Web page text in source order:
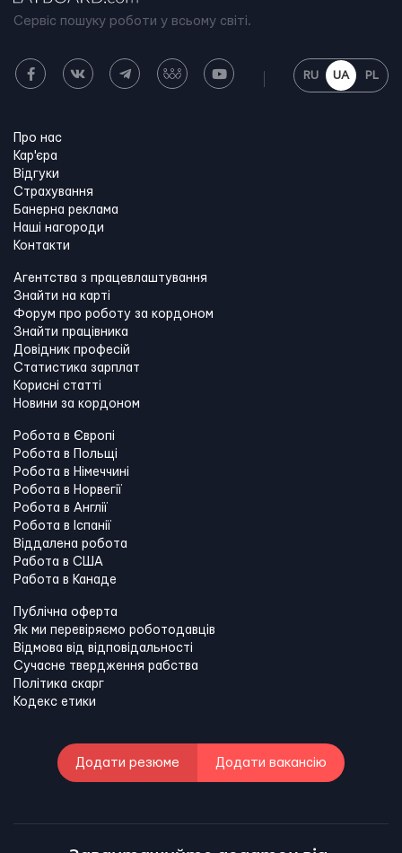
Сервіс пошуку роботи у всьому світі.
RU UA PL
Про нас
Кар'єра
Відгуки
Страхування
Банерна реклама
Наші нагороди
Контакти
Агентства з працевлаштування
Знайти на карті
Форум про роботу за кордоном
Знайти працівника
Довідник професій
Статистика зарплат
Корисні статті
Новини за кордоном
Робота в Європі
Робота в Польщі
Робота в Німеччині
Робота в Норвегії
Робота в Англії
Робота в Іспанії
Віддалена робота
Работа в США
Работа в Канадe
Публічна оферта
Як ми перевіряємо роботодавців
Відмова від відповідальності
Сучасне твердження рабства
Політика скарг
Кодекс етики
Додати резюме Додати вакансію